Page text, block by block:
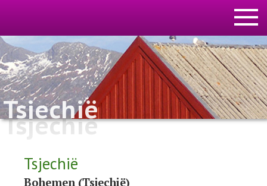
Tsjechië
Tsjechië
Tsjechië
Bohemen (Tsjechië)